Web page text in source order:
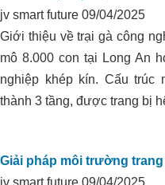
jv smart future 09/04/2025
Giới thiệu về trại gà công
mô 8.000 con tại Long An
nghiệp khép kín. Cấu trúc
thành 3 tầng, được trang bị
Giải pháp môi trường
jv smart future 09/04/2025